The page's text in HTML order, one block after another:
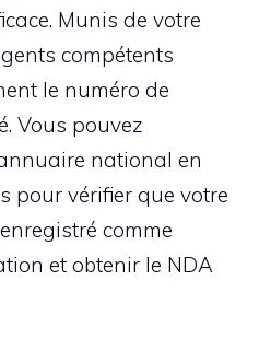
Munis de votre
compétents
le numéro de
Vous pouvez
national en
pour vérifier que votre
comme
et obtenir le NDA